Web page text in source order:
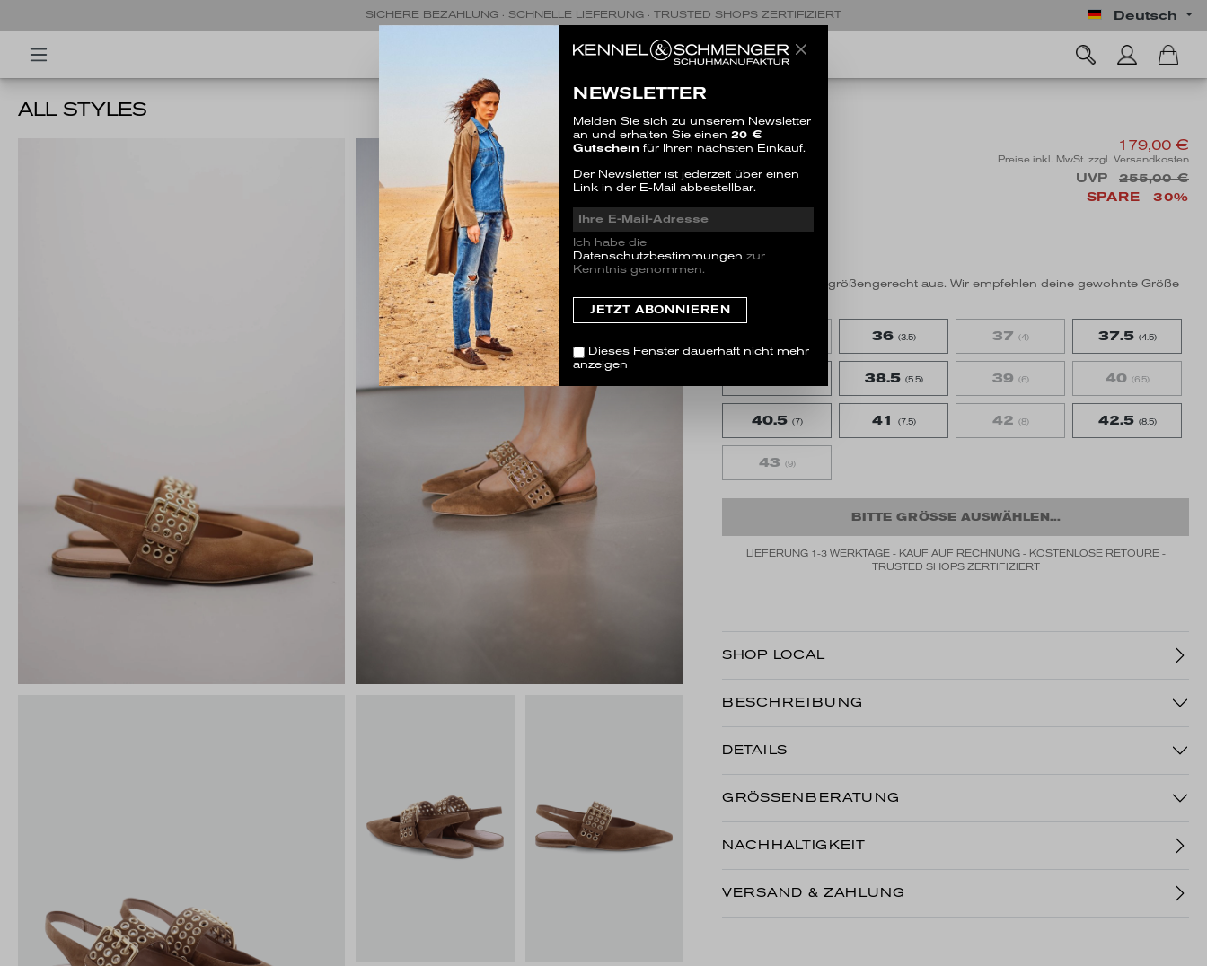
SICHERE BEZAHLUNG · SCHNELLE LIEFERUNG · TRUSTED SHOPS ZERTIFIZIERT Deutsch
ALL STYLES
NIKA
SALE
179,00 €
Preise inkl. MwSt. zzgl. Versandkosten
UVP
255,00 €
SPARE
30%
1 Bewertung
Dieser Artikel fällt größengerecht aus. Wir empfehlen deine gewohnte Größe
zu bestellen.
36 (3.5) 37 (4) 37.5 (4.5)
38.5 (5.5) 39 (6) 40 (6.5)
40.5 (7) 41 (7.5) 42 (8) 42.5 (8.5)
43 (9)
BITTE GRÖSSE AUSWÄHLEN...
LIEFERUNG 1-3 WERKTAGE - KAUF AUF RECHNUNG - KOSTENLOSE RETOURE -
TRUSTED SHOPS ZERTIFIZIERT
SHOP LOCAL
BESCHREIBUNG
DETAILS
GRÖSSENBERATUNG
NACHHALTIGKEIT
VERSAND & ZAHLUNG
NEWSLETTER
Melden Sie sich zu unserem Newsletter
an und erhalten Sie einen 20 €
Gutschein für Ihren nächsten Einkauf.
Der Newsletter ist jederzeit über einen
Link in der E-Mail abbestellbar.
Ich habe die
Datenschutzbestimmungen zur
Kenntnis genommen.
Dieses Fenster dauerhaft nicht mehr
anzeigen